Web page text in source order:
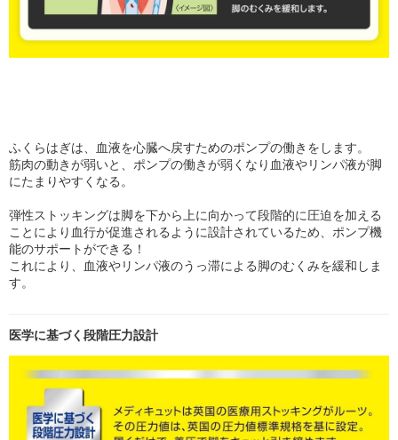
ふくらはぎは、血液を心臓へ戻すためのポンプの働きをします。
筋肉の動きが弱いと、ポンプの働きが弱くなり血液やリンパ液が脚
にたまりやすくなる。
弾性ストッキングは脚を下から上に向かって段階的に圧迫を加える
ことにより血行が促進されるように設計されているため、ポンプ機
能のサポートができる！
これにより、血液やリンパ液のうっ滞による脚のむくみを緩和しま
す。
医学に基づく段階圧力設計